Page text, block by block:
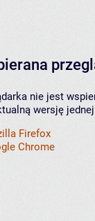
nie jest
wersję
Firefox
Chrome